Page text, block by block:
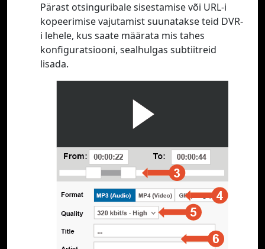
Pärast otsinguribale sisestamise või URL-i
kopeerimise vajutamist suunatakse teid DVR-
i lehele, kus saate määrata mis tahes
konfiguratsiooni, sealhulgas subtiitreid
lisada.